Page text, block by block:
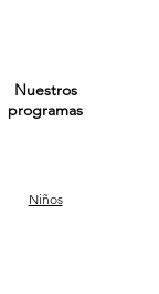
Nuestros
programas
Niños